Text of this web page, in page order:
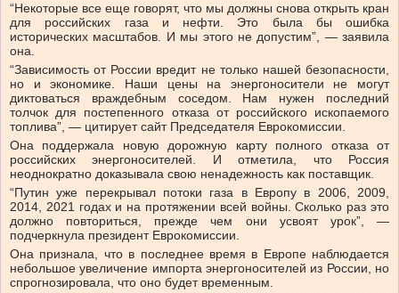
“Некоторые все еще говорят, что мы должны снова открыть кран
для российских газа и нефти. Это была бы ошибка
исторических масштабов. И мы этого не допустим”, — заявила
она.
“Зависимость от России вредит не только нашей безопасности,
но и экономике. Наши цены на энергоносители не могут
диктоваться враждебным соседом. Нам нужен последний
толчок для постепенного отказа от российского ископаемого
топлива”, — цитирует сайт Председателя Еврокомиссии.
Она поддержала новую дорожную карту полного отказа от
российских энергоносителей. И отметила, что Россия
неоднократно доказывала свою ненадежность как поставщик.
“Путин уже перекрывал потоки газа в Европу в 2006, 2009,
2014, 2021 годах и на протяжении всей войны. Сколько раз это
должно повториться, прежде чем они усвоят урок”, —
подчеркнула президент Еврокомиссии.
Она признала, что в последнее время в Европе наблюдается
небольшое увеличение импорта энергоносителей из России, но
спрогнозировала, что оно будет временным.